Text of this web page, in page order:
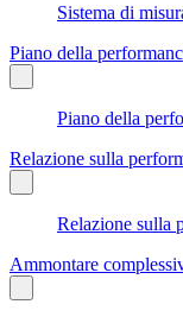
Sistema di
Piano della
Piano della
Relazione sulla
Relazione sulla
Ammontare